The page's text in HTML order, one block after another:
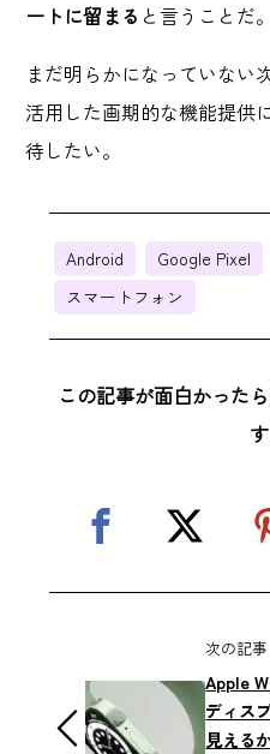
ートに留まる と言うことだ。
まだ明らかになっていない
活用した画期的な機能提供
待したい。
Android Google Pixel
スマートフォン
この記事が面白かった
次の記事
Apple
ディス
見える